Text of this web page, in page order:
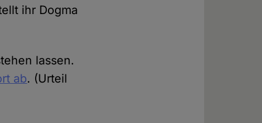
ihr Dogma
lassen.
ab. (Urteil